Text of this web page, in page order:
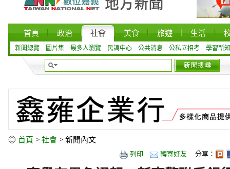
首頁 政治 社會 美食 旅遊 生活
新聞總覽 圖片集 最多人瀏覽 民調中心 公共消息 公私立招考 學習新知
◎ 首頁 > 社會 > 新聞內文
列印 轉寄好友 分享：